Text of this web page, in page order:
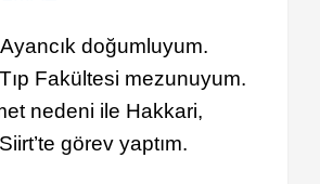
doğumluyum.
Fakültesi mezunuyum.
nedeni ile Hakkari,
görev yaptım.